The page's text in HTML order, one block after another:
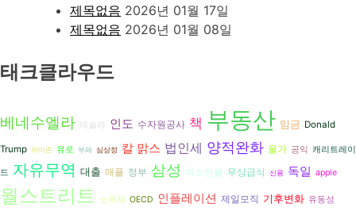
제목없음 2026년 01월 17일
제목없음 2026년 01월 08일
태크클라우드
베네수엘라 테슬라 인도 수자원공사 책 부동산 임금 Donald
Trump 아마존 유로 부패 심상정 칼 맑스 법인세 양적완화 물가 공익 캐리트레이
드 자유무역 대출 애플 정부 삼성 이스탄불 무상급식 신용 독일 apple
월스트리트 소득세 OECD 인플레이션 제일모직 기후변화 유동성